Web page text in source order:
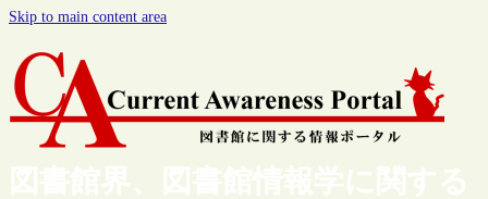
Skip to main content area
図書館界、図書館情報学に関する